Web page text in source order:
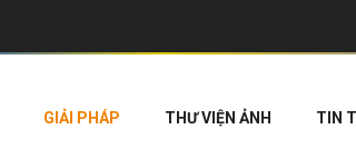
GIẢI PHÁP THƯ VIỆN ẢNH TIN